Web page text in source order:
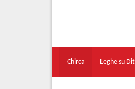
Chirca Leghe su